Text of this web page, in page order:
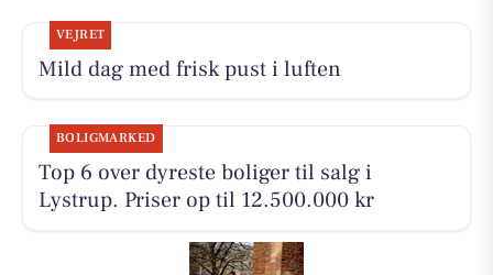
VEJRET
Mild dag med frisk pust i luften
BOLIGMARKED
Top 6 over dyreste boliger til salg i
Lystrup. Priser op til 12.500.000 kr